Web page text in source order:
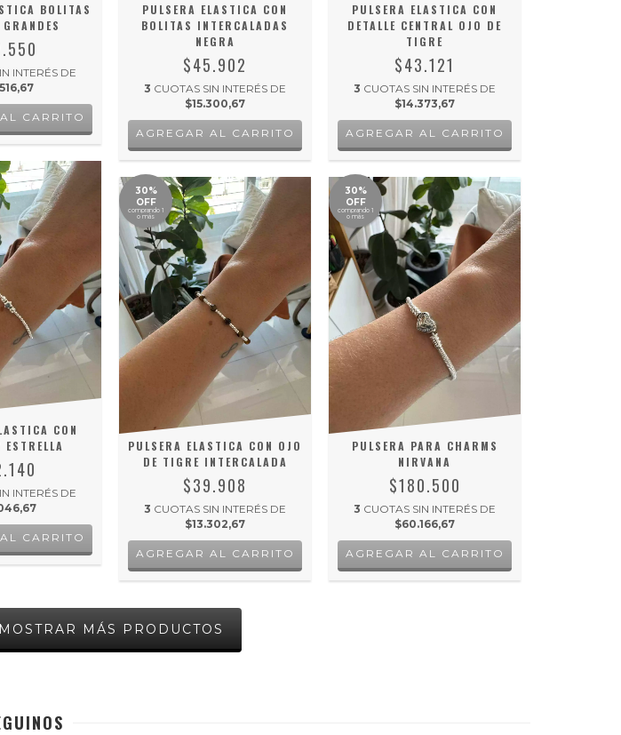
BOLITAS
INTERÉS DE
PULSERA ELASTICA CON
BOLITAS INTERCALADAS
NEGRA
$45.902
3 CUOTAS SIN INTERÉS DE
$15.300,67
PULSERA ELASTICA CON
DETALLE CENTRAL OJO DE
TIGRE
$43.121
3 CUOTAS SIN INTERÉS DE
$14.373,67
CON
INTERÉS DE
30%
OFF
comprando 1
o más
PULSERA ELASTICA CON OJO
DE TIGRE INTERCALADA
$39.908
3 CUOTAS SIN INTERÉS DE
$13.302,67
30%
OFF
comprando 1
o más
PULSERA PARA CHARMS
NIRVANA
$180.500
3 CUOTAS SIN INTERÉS DE
$60.166,67
AGREGAR AL CARRITO
MOSTRAR MÁS PRODUCTOS